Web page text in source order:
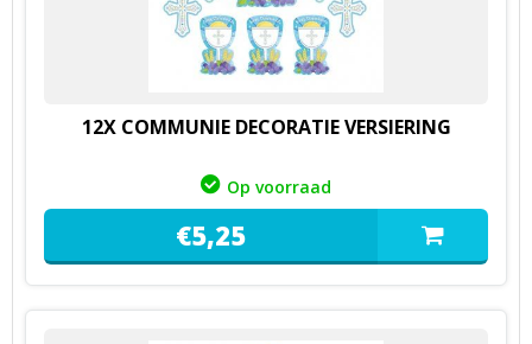
12X COMMUNIE DECORATIE VERSIERING
Op voorraad
€5,25